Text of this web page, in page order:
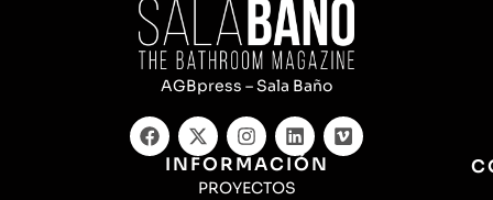
AGBpress – Sala Baño
INFORMACIÓN
PROYECTOS